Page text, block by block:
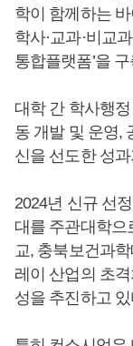
학이 함께하는
학사·교과·비교
통합플랫폼’을
대학 간 학사행
동 개발 및 운영,
신을 선도한 성
2024년 신규 선
대를 주관대학으
교, 충북보건과
레이 산업의 초
성을 추진하고